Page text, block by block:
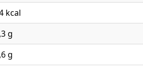
kcal
g
g